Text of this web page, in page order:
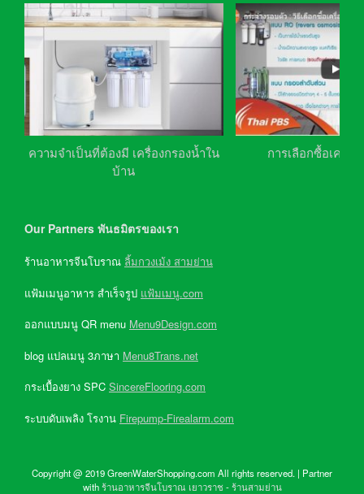
ความจำเป็นที่ต้องมี เครื่องกรองน้ำใน
บ้าน
การเลือกซื้อเครื่อ
Our Partners พันธมิตรของเรา
ร้านอาหารจีนโบราณ ลิ้มกวงเม้ง สามย่าน
แฟ้มเมนูอาหาร สำเร็จรูป แฟ้มเมนู.com
ออกแบบมนู QR menu Menu9Design.com
blog แปลเมนู 3ภาษา Menu8Trans.net
กระเบื้องยาง SPC SincereFlooring.com
ระบบดับเพลิง โรงาน Firepump-Firealarm.com
Copyright @ 2019 GreenWaterShopping.com All rights reserved. | Partner
withร้านอาหารจีนโบราณ เยาวราช-ร้านสามย่าน